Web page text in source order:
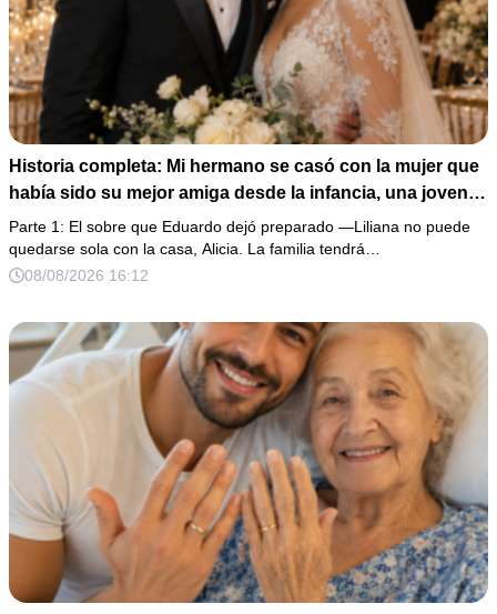
Historia completa: Mi hermano se casó con la mujer que
había sido su mejor amiga desde la infancia, una joven
ciega a la que protegió durante toda su vida. Tras su
fallecimiento, ella me entregó un sobre y me confesó la
verdadera razón por la que él la eligió a ella por encima
Parte 1: El sobre que Eduardo dejó preparado —Liliana no puede
quedarse sola con la casa, Alicia. La familia tendrá…
08/08/2026 16:12